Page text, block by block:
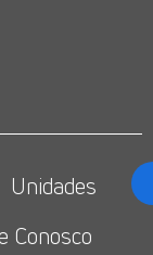
Unidades
Conosco